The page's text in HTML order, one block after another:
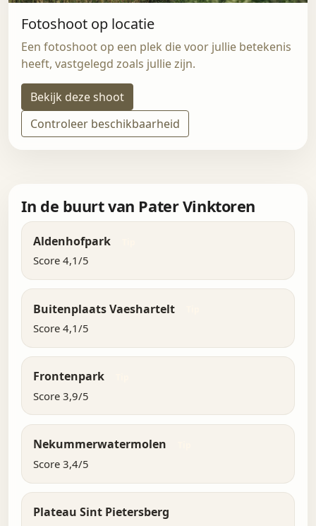
Fotoshoot op locatie
Een fotoshoot op een plek die voor jullie betekenis
heeft, vastgelegd zoals jullie zijn.
Bekijk deze shoot
Controleer beschikbaarheid
In de buurt van Pater Vinktoren
Aldenhofpark
Score 4,1/5
Buitenplaats Vaeshartelt
Score 4,1/5
Frontenpark
Score 3,9/5
Nekummerwatermolen
Score 3,4/5
Plateau Sint Pietersberg